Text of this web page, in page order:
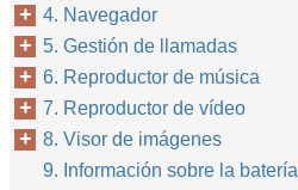
4. Navegador
5. Gestión de llamadas
6. Reproductor de música
7. Reproductor de vídeo
8. Visor de imágenes
9. Información sobre la batería